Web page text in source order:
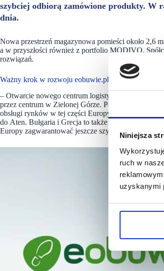
Niniejsza
ruch w
uzyskanymi
szybciej odbiorą zamówione produkty. W
dnia.
Nowa przestrzeń magazynowa pomieści około 2,6
a w przyszłości również z portfolio MODIVO.
rozwiązań.
Ważny krok w rozwoju eobuwie.pl.
– Otwarcie nowego centrum logistycznego to
przez centrum w Zielonej Górze. Powstanie
obsługi rynków w tej części Europy. Dodatkowym
do Aten. Bułgaria i Grecja to także kluczowe dla
Europy zagwarantować jeszcze szybsze dostawy –